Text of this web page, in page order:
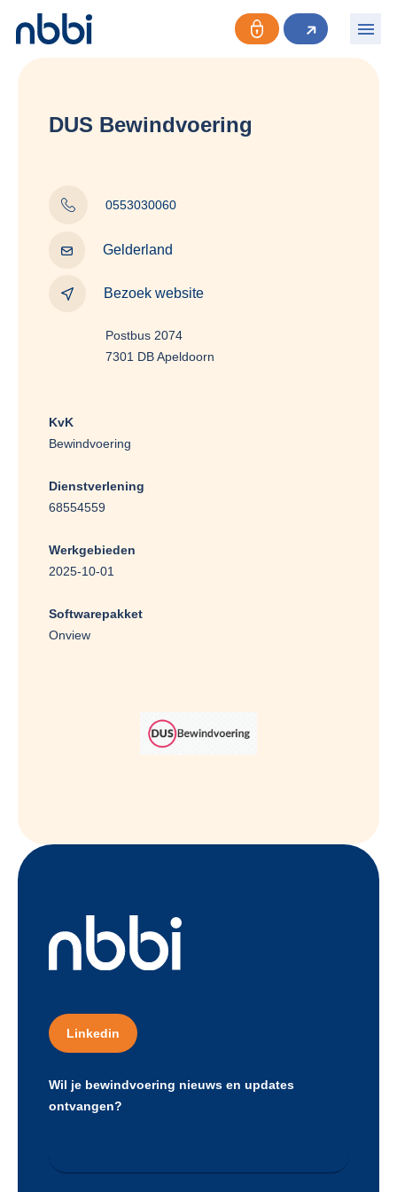
DUS Bewindvoering
0553030060
Gelderland
Bezoek website
Postbus 2074
7301 DB Apeldoorn
KvK
Bewindvoering
Dienstverlening
68554559
Werkgebieden
2025-10-01
Softwarepakket
Onview
Linkedin
Wil je bewindvoering nieuws en updates
ontvangen?